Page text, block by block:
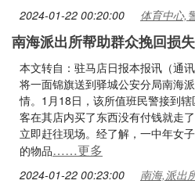
2024-01-22 00:20:00 体育中心,
南海派出所帮助群众挽回损失
本文转自：驻马店日报本报讯（通
将一面锦旗送到驿城公安分局南海
情。1月18日，该所值班民警接到
客在其店内买了东西没有付钱就走
立即赶往现场。经了解，一中年女
的物品……更多
2024-01-22 00:23:00 南海,派出